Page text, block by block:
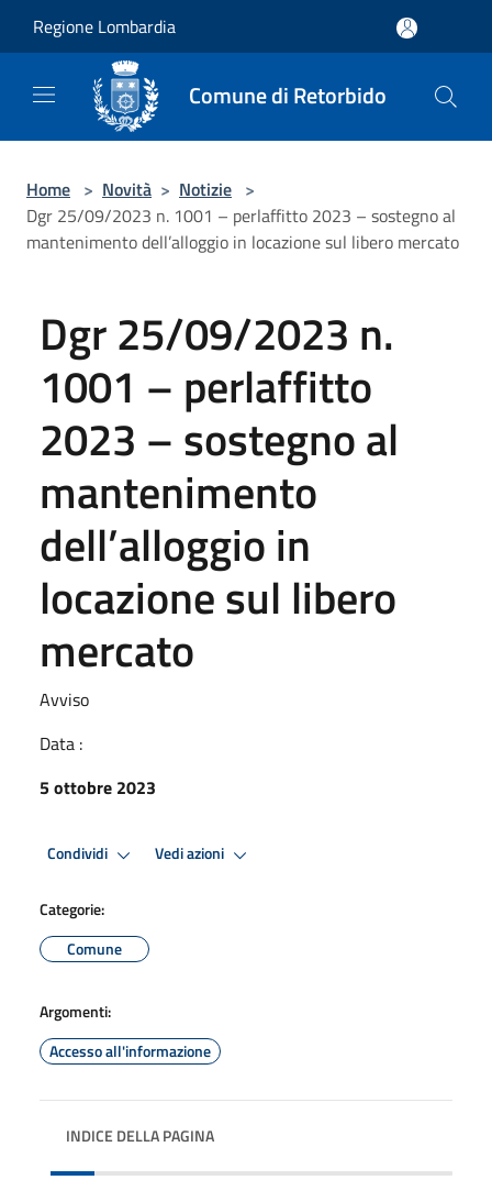
Regione Lombardia
Comune di Retorbido
Home > Novità > Notizie >
Dgr 25/09/2023 n. 1001 – perlaffitto 2023 – sostegno al
mantenimento dell’alloggio in locazione sul libero mercato
Dgr 25/09/2023 n.
1001 – perlaffitto
2023 – sostegno al
mantenimento
dell’alloggio in
locazione sul libero
mercato
Avviso
Data :
5 ottobre 2023
Condividi Vedi azioni
Categorie:
Comune
Argomenti:
Accesso all'informazione
INDICE DELLA PAGINA